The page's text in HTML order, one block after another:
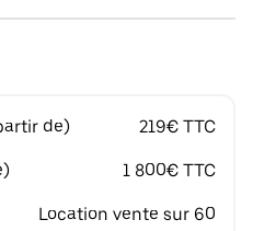
de) 219€ TTC
1 800€ TTC
Location vente sur 60